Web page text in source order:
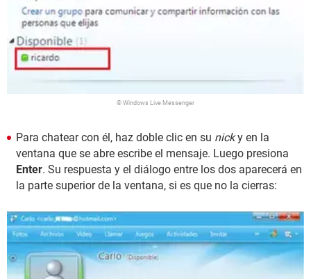
© Windows Live Messenger
Para chatear con él, haz doble clic en su nicky en la
ventana que se abre escribe el mensaje. Luego presiona
Enter. Su respuesta y el diálogo entre los dos aparecerá en
la parte superior de la ventana, si es que no la cierras: